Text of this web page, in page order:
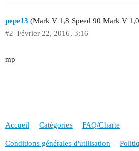
pepe13 (Mark V 1,8 Speed 90 Mark V
Février 22, 2016, 3:16
#2
mp
Accueil Catégories FAQ/Charte
Conditions générales d'utilisation